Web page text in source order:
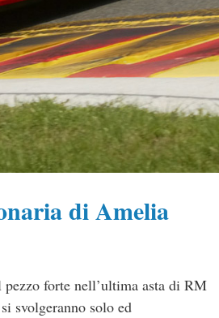
di Amelia
forte nell’ultima asta di RM
svolgeranno solo ed